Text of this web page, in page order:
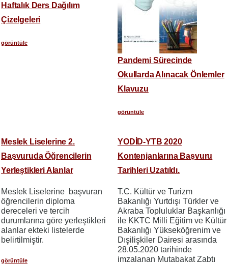
Haftalık Ders Dağılım
Çizelgeleri
görüntüle
Pandemi Sürecinde
Okullarda Alınacak Önlemler
Klavuzu
görüntüle
Meslek Liselerine 2.
Başvuruda Öğrencilerin
Yerleştikleri Alanlar
Meslek Liselerine başvuran
öğrencilerin diploma
dereceleri ve tercih
durumlarına göre yerleştikleri
alanlar ekteki listelerde
belirtilmiştir.
görüntüle
YODİD-YTB 2020
Kontenjanlarına Başvuru
Tarihleri Uzatıldı.
T.C. Kültür ve Turizm
Bakanlığı Yurtdışı Türkler ve
Akraba Topluluklar Başkanlığı
ile KKTC Milli Eğitim ve Kültür
Bakanlığı Yükseköğrenim ve
Dışilişkiler Dairesi arasında
28.05.2020 tarihinde
imzalanan Mutabakat Zabtı